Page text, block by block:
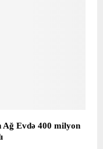
Ağ Evdə 400 milyon